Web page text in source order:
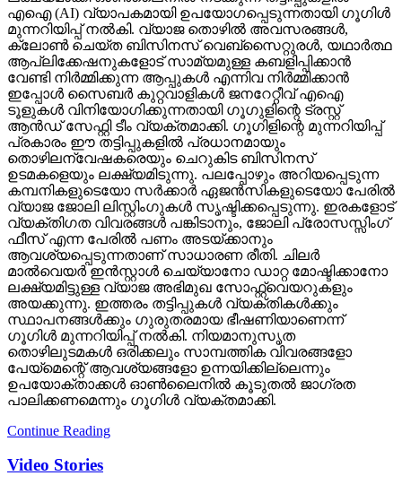
എഐ (AI) വ്യാപകമായി ഉപയോഗപ്പെടുന്നതായി ഗൂഗിള്‍
മുന്നറിയിപ്പ് നല്‍കി. വ്യാജ തൊഴില്‍ അവസരങ്ങള്‍,
ക്ലോണ്‍ ചെയ്ത ബിസിനസ് വെബ്‌സൈറ്റുരള്‍, യഥാര്‍ത്ഥ
ആപ്ലിക്കേഷനുകളോട് സാമ്യമുള്ള കബളിപ്പിക്കാന്‍
വേണ്ടി നിര്‍മ്മിക്കുന്ന ആപ്പുകള്‍ എന്നിവ നിര്‍മ്മിക്കാന്‍
ഇപ്പോള്‍ സൈബര്‍ കുറ്റവാളികള്‍ ജനറേറ്റീവ് എഐ
ടൂളുകള്‍ വിനിയോഗിക്കുന്നതായി ഗൂഗുളിന്റെ ട്രസ്റ്റ്
ആന്‍ഡ് സേഫ്റ്റി ടീം വ്യക്തമാക്കി. ഗൂഗിളിന്റെ മുന്നറിയിപ്പ്
പ്രകാരം ഈ തട്ടിപ്പുകളില്‍ പ്രധാനമായും
തൊഴിലന്വേഷകരെയും ചെറുകിട ബിസിനസ്
ഉടമകളെയും ലക്ഷ്യമിടുന്നു. പലപ്പോഴും അറിയപ്പെടുന്ന
കമ്പനികളുടെയോ സര്‍ക്കാര്‍ ഏജന്‍സികളുടെയോ പേരില്‍
വ്യാജ ജോലി ലിസ്റ്റിംഗുകള്‍ സൃഷ്ടിക്കപ്പെടുന്നു. ഇരകളോട്
വ്യക്തിഗത വിവരങ്ങള്‍ പങ്കിടാനും, ജോലി പ്രോസസ്സിംഗ്
ഫീസ് എന്ന പേരില്‍ പണം അടയ്ക്കാനും
ആവശ്യപ്പെടുന്നതാണ് സാധാരണ രീതി. ചിലര്‍
മാല്‍വെയര്‍ ഇന്‍സ്റ്റാള്‍ ചെയ്യാനോ ഡാറ്റ മോഷ്ടിക്കാനോ
ലക്ഷ്യമിട്ടുള്ള വ്യാജ അഭിമുഖ സോഫ്റ്റ്‌വെയറുകളും
അയക്കുന്നു. ഇത്തരം തട്ടിപ്പുകള്‍ വ്യക്തികള്‍ക്കും
സ്ഥാപനങ്ങള്‍ക്കും ഗുരുതരമായ ഭീഷണിയാണെന്ന്
ഗൂഗിള്‍ മുന്നറിയിപ്പ് നല്‍കി. നിയമാനുസൃത
തൊഴിലുടമകള്‍ ഒരിക്കലും സാമ്പത്തിക വിവരങ്ങളോ
പേയ്‌മെന്റെ് ആവശ്യങ്ങളോ ഉന്നയിക്കില്ലെന്നും
ഉപയോക്താക്കള്‍ ഓണ്‍ലൈനില്‍ കൂടുതല്‍ ജാഗ്രത
പാലിക്കണമെന്നും ഗൂഗിള്‍ വ്യക്തമാക്കി.
Continue Reading
Video Stories